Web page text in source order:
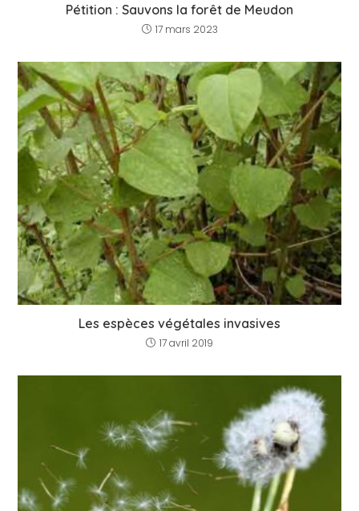
Pétition : Sauvons la forêt de Meudon
17 mars 2023
Les espèces végétales invasives
17 avril 2019